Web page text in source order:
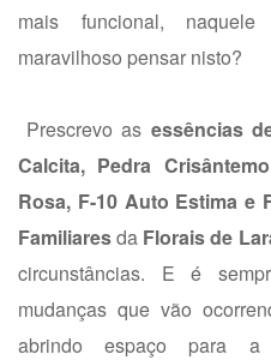
mais funcional,
maravilhoso pensar nisto?
Prescrevo as essências
Calcita, Pedra
Rosa, F-10 Auto Estima e
Familiaresda Florais de
circunstâncias. E é
mudanças que vão
abrindo espaço para a